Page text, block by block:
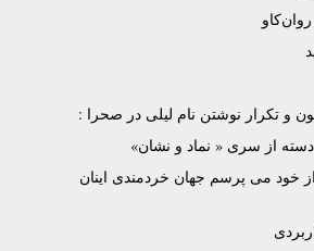
و تکرار نوشتن نام لیلی در صحرا :
دسته از سری « نماد و نشان»
خود می پرسم جهان خردمندی اینان